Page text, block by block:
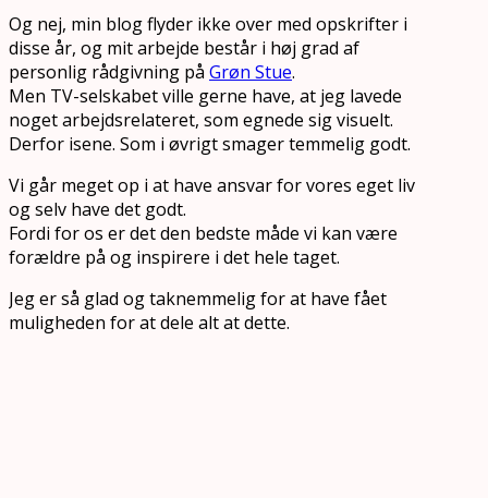
Og nej, min blog flyder ikke over med opskrifter i
disse år, og mit arbejde består i høj grad af
personlig rådgivning på Grøn Stue.
Men TV-selskabet ville gerne have, at jeg lavede
noget arbejdsrelateret, som egnede sig visuelt.
Derfor isene. Som i øvrigt smager temmelig godt.
Vi går meget op i at have ansvar for vores eget liv
og selv have det godt.
Fordi for os er det den bedste måde vi kan være
forældre på og inspirere i det hele taget.
Jeg er så glad og taknemmelig for at have fået
muligheden for at dele alt at dette.